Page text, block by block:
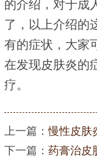
的介绍，对于成
了，以上介绍的
有的症状，大家
在发现皮肤炎的
疗。
上一篇：慢性皮肤
下一篇： 药膏治皮